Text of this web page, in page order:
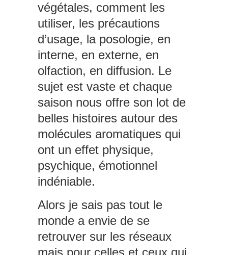
végétales, comment les
utiliser, les précautions
d’usage, la posologie, en
interne, en externe, en
olfaction, en diffusion. Le
sujet est vaste et chaque
saison nous offre son lot de
belles histoires autour des
molécules aromatiques qui
ont un effet physique,
psychique, émotionnel
indéniable.
Alors je sais pas tout le
monde a envie de se
retrouver sur les réseaux
mais pour celles et ceux qui